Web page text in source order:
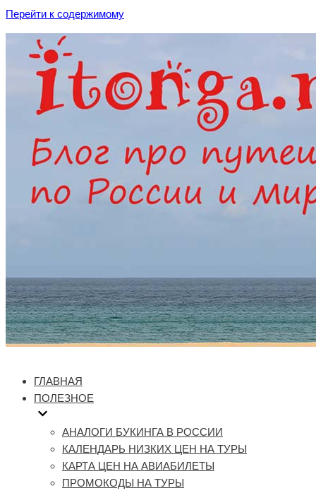
Перейти к содержимому
ГЛАВНАЯ
ПОЛЕЗНОЕ
АНАЛОГИ БУКИНГА В РОССИИ
КАЛЕНДАРЬ НИЗКИХ ЦЕН НА ТУРЫ
КАРТА ЦЕН НА АВИАБИЛЕТЫ
ПРОМОКОДЫ НА ТУРЫ